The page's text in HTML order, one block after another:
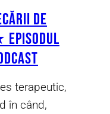
de
Episodul
terapeutic,
în când,